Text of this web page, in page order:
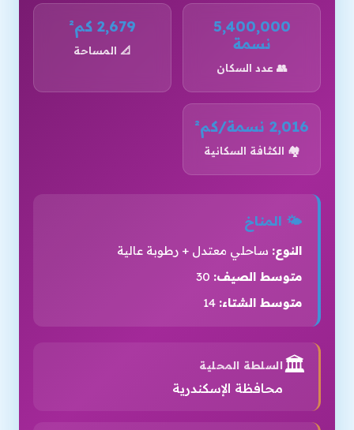
5,400,000
نسمة
👥 عدد السكان
2,679 كم²
📐 المساحة
2,016 نسمة/كم²
🏘️ الكثافة السكانية
🌤️ المناخ
النوع: ساحلي معتدل + رطوبة عالية
متوسط الصيف:
متوسط الشتاء:
🏛️السلطة المحلية
محافظة الإسكندرية